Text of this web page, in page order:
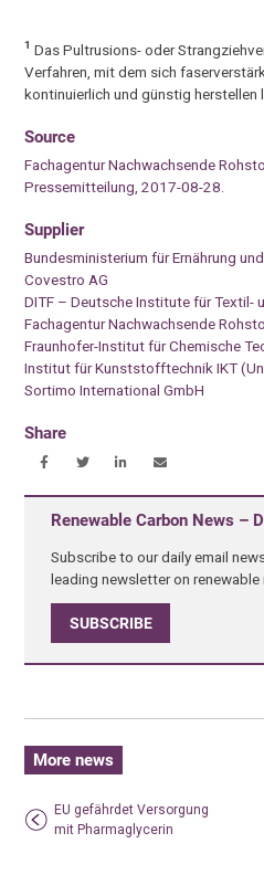
1 Das Pultrusions- oder
Verfahren, mit dem sich
kontinuierlich und günstig herstellen
Source
Fachagentur Nachwachsende
Pressemitteilung, 2017-08-28.
Supplier
Bundesministerium für Ernährung
Covestro AG
DITF – Deutsche Institute für Textil-
Fachagentur Nachwachsende
Fraunhofer-Institut für Chemische
Institut für Kunststofftechnik IKT
Sortimo International GmbH
Share
Renewable Carbon News –
Subscribe to our daily email
leading newsletter on
SUBSCRIBE
More news
EU gefährdet Versorgung
mit Pharmaglycerin